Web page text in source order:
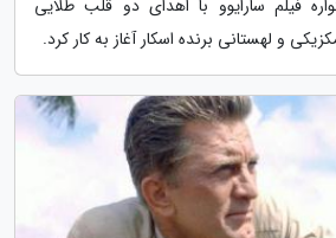
فیلم سارایوو با اهدای دو قلب طلایی
و لهستانی برنده اسکار آغاز به کار کرد.